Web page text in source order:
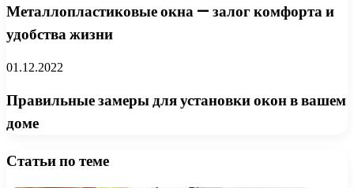
Металлопластиковые окна — залог комфорта и
удобства жизни
01.12.2022
Правильные замеры для установки окон в вашем
доме
Статьи по теме